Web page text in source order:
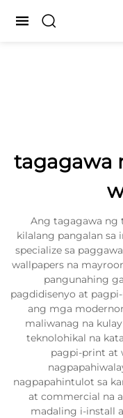
tagagawa
Ang tagagawa ng
kilalang pangalan sa
specialize sa
wallpapers na
pangunahing
pagdidisenyo at
ang mga
maliwanag na
teknolohikal na
pagpi-print at
nagpapahintulot sa
at commercial na
madaling i-install